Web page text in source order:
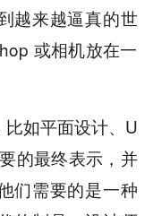
越来越逼真的世
或相机放在一
如平面设计、U
的最终表示，并
们需要的是一种